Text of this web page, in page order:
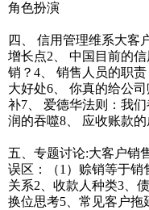
角色扮演
四、 信用管理维系大客
增长点2、 中国目前的
销？4、 销售人员的职
大好处6、 你真的给公
补7、 爱德华法则：我
润的吞噬8、 应收账款
五、专题讨论:大客户销
误区：（1）赊销等于销
关系2、收款人种类3、
换位思考5、常见客户拖